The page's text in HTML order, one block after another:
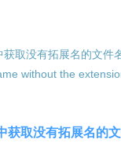
取没有拓展名的文件
without the
获取没有拓展名的